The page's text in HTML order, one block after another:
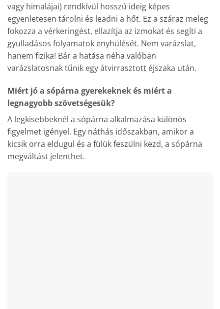
vagy himalájai) rendkívül hosszú ideig képes
egyenletesen tárolni és leadni a hőt. Ez a száraz meleg
fokozza a vérkeringést, ellazítja az izmokat és segíti a
gyulladásos folyamatok enyhülését. Nem varázslat,
hanem fizika! Bár a hatása néha valóban
varázslatosnak tűnik egy átvirrasztott éjszaka után.
Miért jó a sópárna gyerekeknek és miért a
legnagyobb szövetségesük?
A legkisebbeknél a sópárna alkalmazása különös
figyelmet igényel. Egy náthás időszakban, amikor a
kicsik orra eldugul és a fülük feszülni kezd, a sópárna
megváltást jelenthet.